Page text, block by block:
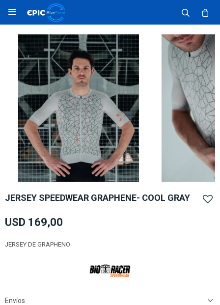

JERSEY SPEEDWEAR GRAPHENE- COOL GRAY
USD 169,00
JERSEY DE GRAPHENO
Envíos